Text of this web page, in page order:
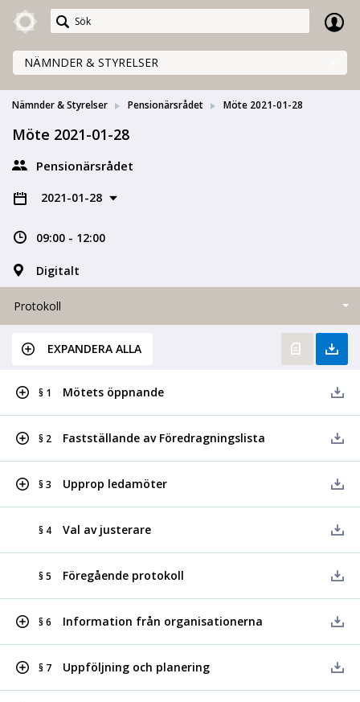
Meetings+
NÄMNDER & STYRELSER
Nämnder & Styrelser Pensionärsrådet Möte 2021-01-28
Möte 2021-01-28
Pensionärsrådet
2021-01-28
09:00 - 12:00
Digitalt
Protokoll
EXPANDERA ALLA
§ 1 Mötets öppnande
§ 2 Fastställande av Föredragningslista
§ 3 Upprop ledamöter
§ 4 Val av justerare
§ 5 Föregående protokoll
§ 6 Information från organisationerna
§ 7 Uppföljning och planering